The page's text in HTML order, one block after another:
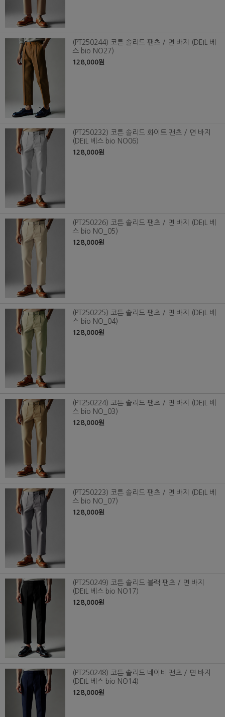
(PT250244) 코튼 솔리드 팬츠 / 면 바지 (DEIL 베
스 bio NO27)
128,000원
(PT250232) 코튼 솔리드 화이트 팬츠 / 면 바지
(DEIL 베스 bio NO06)
128,000원
(PT250226) 코튼 솔리드 팬츠 / 면 바지 (DEIL 베
스 bio NO_05)
128,000원
(PT250225) 코튼 솔리드 팬츠 / 면 바지 (DEIL 베
스 bio NO_04)
128,000원
(PT250224) 코튼 솔리드 팬츠 / 면 바지 (DEIL 베
스 bio NO_03)
128,000원
(PT250223) 코튼 솔리드 팬츠 / 면 바지 (DEIL 베
스 bio NO_07)
128,000원
(PT250249) 코튼 솔리드 블랙 팬츠 / 면 바지
(DEIL 베스 bio NO17)
128,000원
(PT250248) 코튼 솔리드 네이비 팬츠 / 면 바지
(DEIL 베스 bio NO14)
128,000원